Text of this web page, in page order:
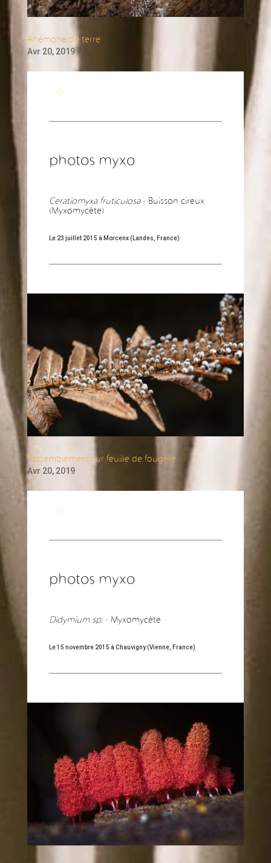
Anémone de terre
Avr 20, 2019
photos myxo
Ceratiomyxa fruticulosa- Buisson cireux
(Myxomycète)
Le 23 juillet 2015 à Morcenx (Landes, France)
Rassemblement sur feuille de fougère
Avr 20, 2019
photos myxo
Didymium sp.- Myxomycète
Le 15 novembre 2015 à Chauvigny (Vienne, France)